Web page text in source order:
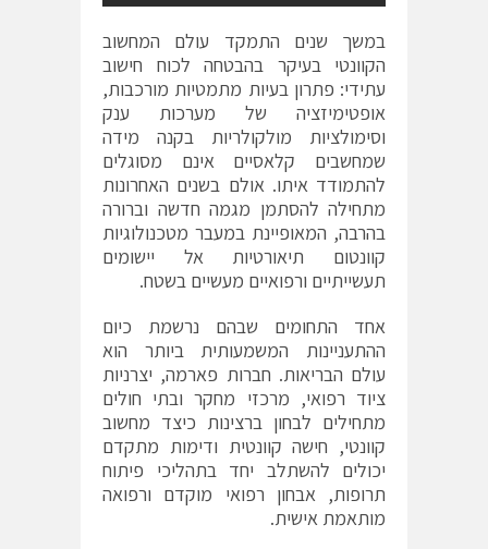
במשך שנים התמקד עולם המחשוב
הקוונטי בעיקר בהבטחה לכוח חישוב
עתידי: פתרון בעיות מתמטיות מורכבות,
אופטימיזציה של מערכות ענק
וסימולציות מולקולריות בקנה מידה
שמחשבים קלאסיים אינם מסוגלים
להתמודד איתו. אולם בשנים האחרונות
מתחילה להסתמן מגמה חדשה וברורה
בהרבה, המאופיינת במעבר מטכנולוגיות
קוונטום תיאורטיות אל יישומים
תעשייתיים ורפואיים מעשיים בשטח.
אחד התחומים שבהם נרשמת כיום
ההתעניינות המשמעותית ביותר הוא
עולם הבריאות. חברות פארמה, יצרניות
ציוד רפואי, מרכזי מחקר ובתי חולים
מתחילים לבחון ברצינות כיצד מחשוב
קוונטי, חישה קוונטית ודימות מתקדם
יכולים להשתלב יחד בתהליכי פיתוח
תרופות, אבחון רפואי מוקדם ורפואה
מותאמת אישית.